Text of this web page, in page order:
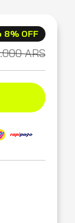
8% OFF
ARS